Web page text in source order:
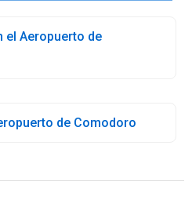
el Aeropuerto de
de Comodoro